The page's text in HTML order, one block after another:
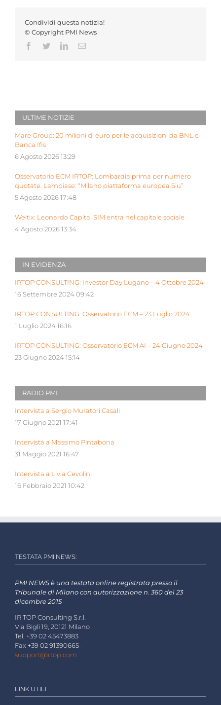
Condividi questa notizia!
© Copyright PMI News
Facebook
TwitterLinkedInEmail
ULTIME NOTIZIE
Mare Group: 20 milioni di euro per le acquisizioni da BNL e
Banca Ifis
6 Agosto 2026 13:29
Osservatorio ECM IRTOP: Lombardia prima per numero
quotate. Lambiase: “Milano piattaforma europea Siu”
5 Agosto 2026 17:48
Weltix: Leonardo Capital SIM entra nel capitale sociale
4 Agosto 2026 13:34
IN EVIDENZA
IRTOP CONSULTING: Investor Day Lugano – 4 Ottobre 2024
16 Settembre 2024 09:42
IRTOP CONSULTING: Osservatorio ECM – 23 Luglio 2024
1 Luglio 2024 16:16
IRTOP CONSULTING: Osservatorio ECM AI – 24 Giugno 2024
23 Giugno 2024 15:14
RADIO PMI
Intervista a Sergio Muratori Casali
17 Giugno 2021 17:41
Intervista a Massimo Pintabona
31 Maggio 2021 16:47
Intervista a Livia Cevolini
16 Febbraio 2021 10:42
TESTATA PMI NEWS:
PMI NEWS è una testata online registrata presso il
Tribunale di Milano con autorizzazione n. 360 del 23
dicembre 2015
IR TOP Consulting S.r.l.
Via Bigli 19, 20121 Milano
Tel. +39 02 45473883
Fax +39 02 91390665 -
support@irtop.com
LINK UTILI